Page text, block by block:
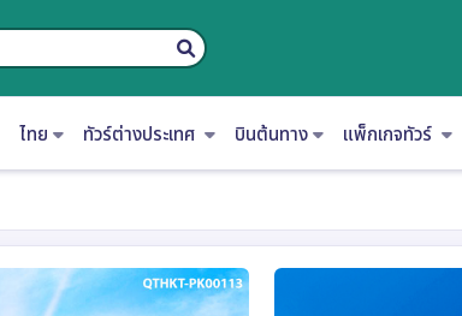
ไทย ทัวร์ต่างประเทศ บินต้นทาง แพ็กเกจทัวร์